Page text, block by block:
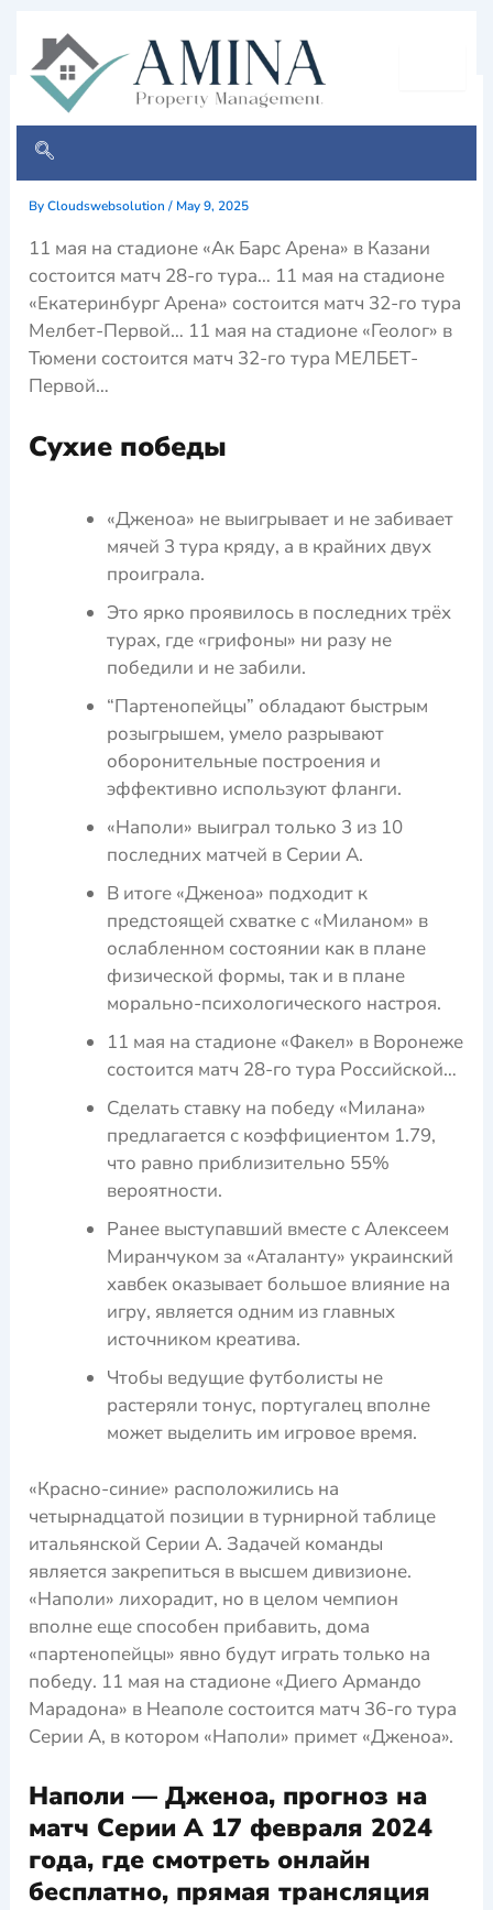
content
прогноз на матч Наполи —
Дженоа
ByCloudswebsolution/ May 9, 2025
11 мая на стадионе «Ак Барс Арена» в Казани
состоится матч 28-го тура… 11 мая на стадионе
«Екатеринбург Арена» состоится матч 32-го тура
Мелбет-Первой… 11 мая на стадионе «Геолог» в
Тюмени состоится матч 32-го тура МЕЛБЕТ-
Первой…
Сухие победы
«Дженоа» не выигрывает и не забивает
мячей 3 тура кряду, а в крайних двух
проиграла.
Это ярко проявилось в последних трёх
турах, где «грифоны» ни разу не
победили и не забили.
“Партенопейцы” обладают быстрым
розыгрышем, умело разрывают
оборонительные построения и
эффективно используют фланги.
«Наполи» выиграл только 3 из 10
последних матчей в Серии А.
В итоге «Дженоа» подходит к
предстоящей схватке с «Миланом» в
ослабленном состоянии как в плане
физической формы, так и в плане
морально-психологического настроя.
11 мая на стадионе «Факел» в Воронеже
состоится матч 28-го тура Российской…
Сделать ставку на победу «Милана»
предлагается с коэффициентом 1.79,
что равно приблизительно 55%
вероятности.
Ранее выступавший вместе с Алексеем
Миранчуком за «Аталанту» украинский
хавбек оказывает большое влияние на
игру, является одним из главных
источником креатива.
Чтобы ведущие футболисты не
растеряли тонус, португалец вполне
может выделить им игровое время.
«Красно-синие» расположились на
четырнадцатой позиции в турнирной таблице
итальянской Серии А. Задачей команды
является закрепиться в высшем дивизионе.
«Наполи» лихорадит, но в целом чемпион
вполне еще способен прибавить, дома
«партенопейцы» явно будут играть только на
победу. 11 мая на стадионе «Диего Армандо
Марадона» в Неаполе состоится матч 36-го тура
Серии А, в котором «Наполи» примет «Дженоа».
Наполи — Дженоа, прогноз на
матч Серии А 17 февраля 2024
года, где смотреть онлайн
бесплатно, прямая трансляция